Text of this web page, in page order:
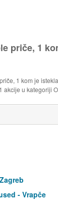
priče, 1
1 kom je
akcije u kategoriji
- Vrapče